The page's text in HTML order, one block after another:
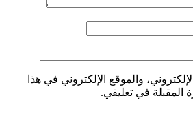
والموقع الإلكتروني في هذا
المقبلة في تعليقي.